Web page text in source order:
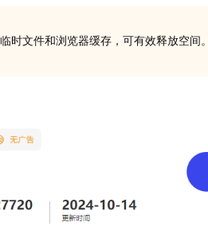
时文件和浏览器缓存，可有效释放空间。